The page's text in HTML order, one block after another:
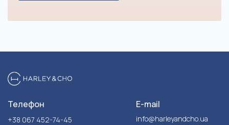
Телефон
+38 067 452-74-45
E-mail
info@harleyandcho.ua